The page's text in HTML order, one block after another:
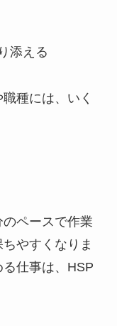
添える
種には、いく
ペースで作業
やすくなりま
仕事は、HSP